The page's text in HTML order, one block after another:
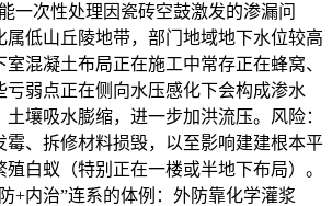
一次性处理因瓷砖空鼓激发的渗漏问
属低山丘陵地带，部门地域地下水位较高
室混凝土布局正在施工中常存正在蜂窝、
亏弱点正在侧向水压感化下会构成渗水
壤吸水膨缩，进一步加洪流压。风险：
霉、拆修材料损毁，以至影响建建根本平
白蚁（特别正在一楼或半地下布局）。
+内治”连系的体例：外防靠化学灌浆